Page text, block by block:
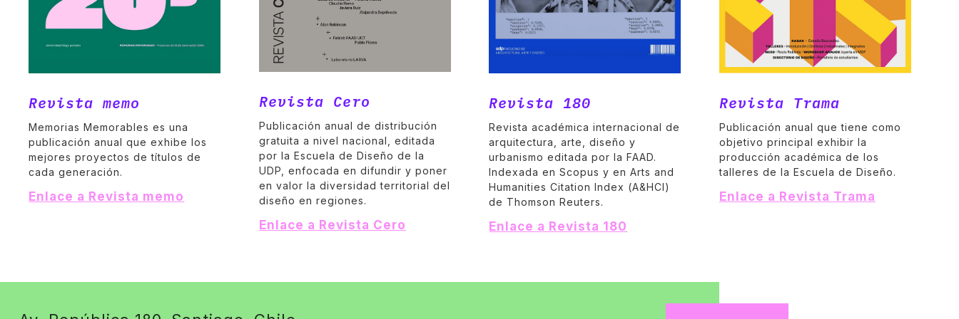
Revista memo
Memorias Memorables es una
publicación anual que exhibe los
mejores proyectos de títulos de
cada generación.
Enlace a Revista memo
Revista Cero
Publicación anual de distribución
gratuita a nivel nacional, editada
por la Escuela de Diseño de la
UDP, enfocada en difundir y poner
en valor la diversidad territorial del
diseño en regiones.
Enlace a Revista Cero
Revista 180
Revista académica internacional de
arquitectura, arte, diseño y
urbanismo editada por la FAAD.
Indexada en Scopus y en Arts and
Humanities Citation Index (A&HCI)
de Thomson Reuters.
Enlace a Revista 180
Revista Trama
Publicación anual que tiene como
objetivo principal exhibir la
producción académica de los
talleres de la Escuela de Diseño.
Enlace a Revista Trama